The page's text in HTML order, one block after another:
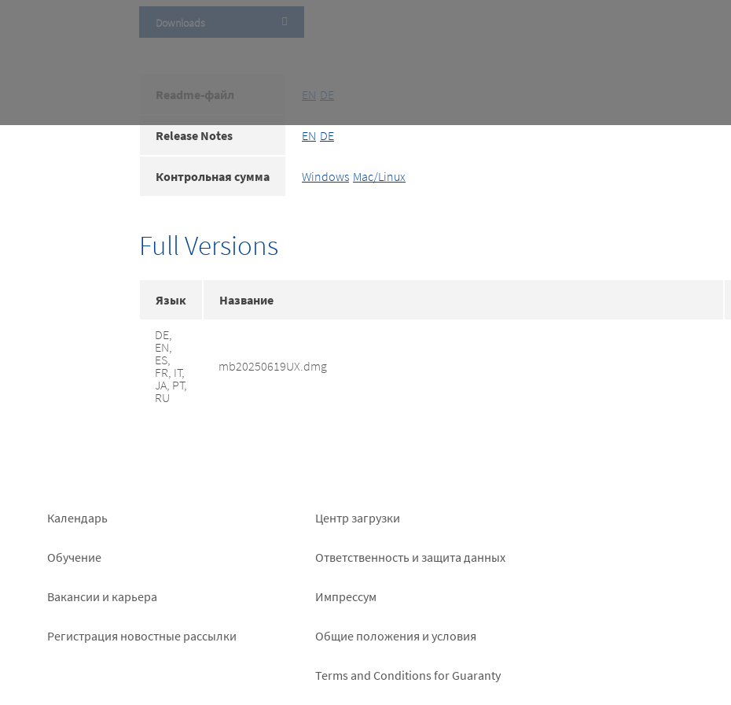
Downloads
Readme-файл EN DE
Release Notes EN DE
Контрольная сумма Windows Mac/Linux
Full Versions
Язык Название
DE,
EN,
ES,
FR, IT,
JA, PT,
RU
mb20250619UX.dmg
Footer
left
Календарь
Обучение
Вакансии и карьера
Pегистрация новостные рассылки
Footer
right
Центр загрузки
Ответственность и защита данных
Импрессум
Общие положения и условия
Terms and Conditions for Guaranty